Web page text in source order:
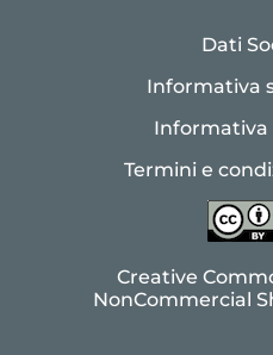
Dati
Informativa
Informativa
Termini e
Creative
NonCommercial